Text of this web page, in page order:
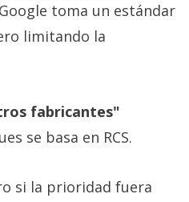
toma un estándar
limitando la
fabricantes"
se basa en RCS.
si la prioridad fuera